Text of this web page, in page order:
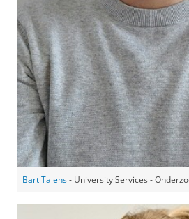
Bart Talens- University Services -